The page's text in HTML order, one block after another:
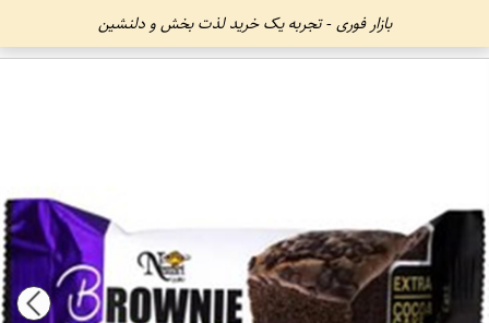
بازار فوری - تجربه یک خرید لذت بخش و دلنشین